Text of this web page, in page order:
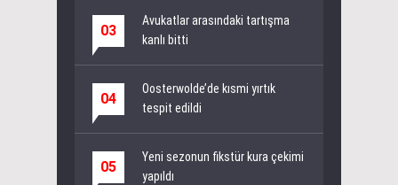
03
Avukatlar arasındaki tartışma
kanlı bitti
04
Oosterwolde’de kısmi yırtık
tespit edildi
05
Yeni sezonun fikstür kura çekimi
yapıldı